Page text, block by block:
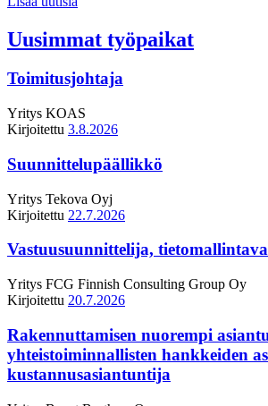
Uusimmat työpaikat
Toimitusjohtaja
Yritys KOAS
Kirjoitettu 3.8.2026
Suunnittelupäällikkö
Yritys Tekova Oyj
Kirjoitettu 22.7.2026
Vastuusuunnittelija,
Yritys FCG Finnish Consulting Group Oy
Kirjoitettu 20.7.2026
Rakennuttamisen nuorempi
yhteistoiminnallisten hankkeiden
kustannusasiantuntija